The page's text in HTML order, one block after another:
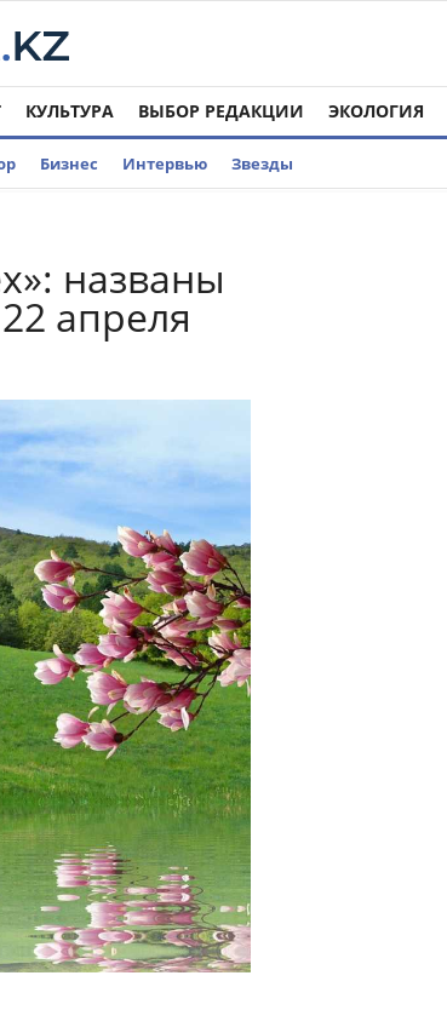
КУЛЬТУРА ВЫБОР РЕДАКЦИИ ЭКОЛОГИЯ
Бизнес Интервью Звезды
названы
апреля